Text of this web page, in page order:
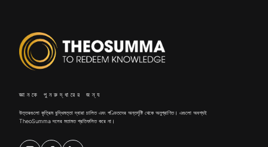
জ্ঞানকে পুনরুদ্ধারের জন্য
উত্তরগুলো কৃত্রিম বুদ্ধিমত্তা দ্বারা চালিত এবং পণ্ডিতদের অন্তর্দৃষ্টি থেকে অনুপ্রাণিত। এগুলো অবশ্যই
TheoSumma দলের মতামত প্রতিফলিত করে না।